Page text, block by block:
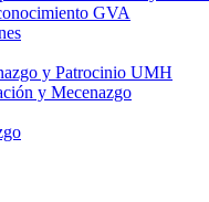
GVA
y Patrocinio UMH
y Mecenazgo